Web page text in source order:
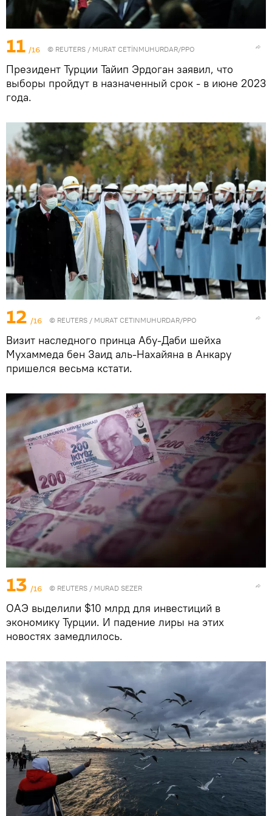
11 /16 © REUTERS / MURAT CETİNMUHURDAR/PPO
Президент Турции Тайип Эрдоган заявил, что
выборы пройдут в назначенный срок - в июне 2023
года.
12 /16 © REUTERS / MURAT CETINMUHURDAR/PPO
Визит наследного принца Абу-Даби шейха
Мухаммеда бен Заид аль-Нахайяна в Анкару
пришелся весьма кстати.
13 /16 © REUTERS / MURAD SEZER
ОАЭ выделили $10 млрд для инвестиций в
экономику Турции. И падение лиры на этих
новостях замедлилось.